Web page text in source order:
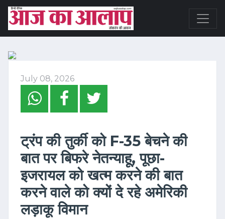
July 08, 2026
ट्रंप की तुर्की को F-35 बेचने की
बात पर बिफरे नेतन्याहू, पूछा-
इजरायल को खत्म करने की बात
करने वाले को क्यों दे रहे अमेरिकी
लड़ाकू विमान